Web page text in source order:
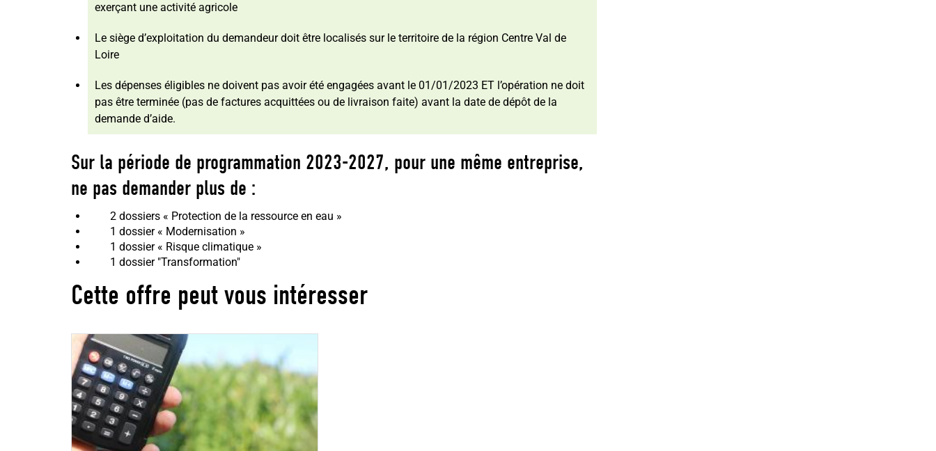
exerçant une activité agricole
Le siège d’exploitation du demandeur doit être localisés sur le territoire de la région Centre Val de
Loire
Les dépenses éligibles ne doivent pas avoir été engagées avant le 01/01/2023 ET l’opération ne doit
pas être terminée (pas de factures acquittées ou de livraison faite) avant la date de dépôt de la
demande d’aide.
Sur la période de programmation 2023-2027, pour une même entreprise,
ne pas demander plus de :
2 dossiers « Protection de la ressource en eau »
1 dossier « Modernisation »
1 dossier « Risque climatique »
1 dossier "Transformation"
Cette offre peut vous intéresser